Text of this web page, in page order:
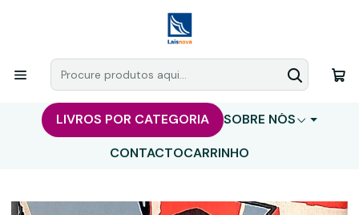
LIVROS POR CATEGORIA
SOBRE NÓS
CONTACTOCARRINHO